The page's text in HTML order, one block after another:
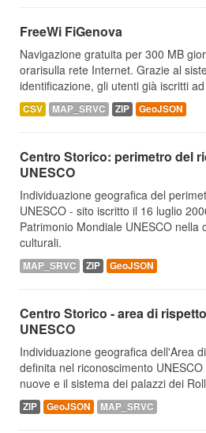
FreeWi FiGenova
Navigazione gratuita per 300 MB
orarisulla rete Internet. Grazie al
identificazione, gli utenti già iscritti
CSV MAP_SRVC ZIP GeoJSON
Centro Storico: perimetro del
UNESCO
Individuazione geografica del
UNESCO - sito iscritto il 16 luglio
Patrimonio Mondiale UNESCO nella
culturali.
MAP_SRVC ZIP GeoJSON
Centro Storico - area di
UNESCO
Individuazione geografica dell'Area
definita nel riconoscimento
nuove e il sistema dei palazzi dei
ZIP GeoJSON MAP_SRVC